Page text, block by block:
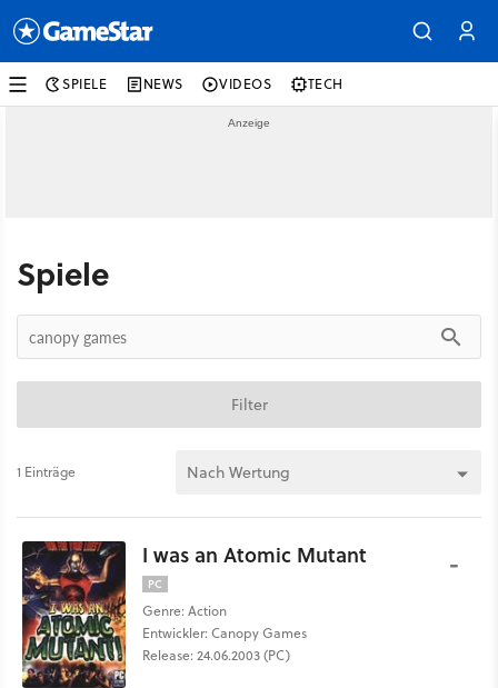
SPIELE NEWS VIDEOS TECH
Spiele
Filter
1 Einträge
I was an Atomic Mutant
PC
Genre: Action
Entwickler: Canopy Games
Release: 24.06.2003 (PC)
-